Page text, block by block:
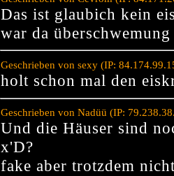
Das ist glaubich kein
war da
Geschrieben von sexy (IP:
holt schon mal den
Geschrieben von Nadüü (IP:
Und die Häuser sind
x'D?
fake aber trotzdem